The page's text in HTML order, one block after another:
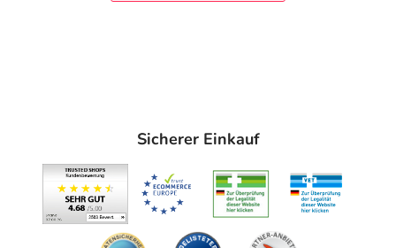
PRODOCA Knut Günther e.K.
Alter Münsterweg 55
Sicherer Einkauf